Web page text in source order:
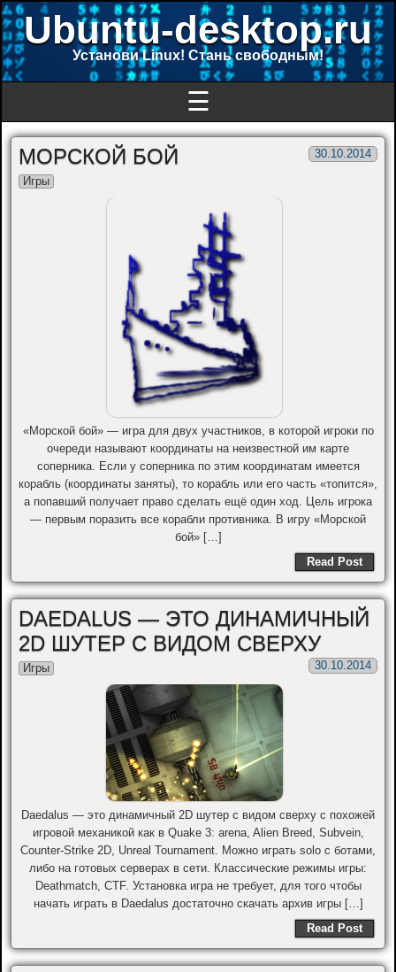
Ubuntu-desktop.ru
Установи Linux! Стань свободным!
☰
МОРСКОЙ БОЙ 30.10.2014
Игры
«Морской бой» — игра для двух участников, в которой игроки по
очереди называют координаты на неизвестной им карте
соперника. Если у соперника по этим координатам имеется
корабль (координаты заняты), то корабль или его часть «топится»,
а попавший получает право сделать ещё один ход. Цель игрока
— первым поразить все корабли противника. В игру «Морской
бой» […]
Read Post
DAEDALUS — ЭТО ДИНАМИЧНЫЙ
2D ШУТЕР С ВИДОМ СВЕРХУ
30.10.2014
Игры
Daedalus — это динамичный 2D шутер с видом сверху с похожей
игровой механикой как в Quake 3: arena, Alien Breed, Subvein,
Counter-Strike 2D, Unreal Tournament. Можно играть solo с ботами,
либо на готовых серверах в сети. Классические режимы игры:
Deathmatch, CTF. Установка игра не требует, для того чтобы
начать играть в Daedalus достаточно скачать архив игры […]
Read Post